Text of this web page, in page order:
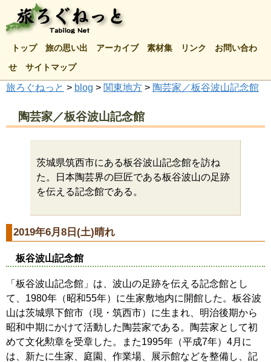
トップ 旅の思い出 アーカイブ 素材集 リンク お問い合わ
せ サイトマップ
旅ろぐねっと > blog > 関東地方 > 陶芸家／板谷波山記念館
陶芸家／板谷波山記念館
茨城県筑西市にある板谷波山記念館を訪ね
た。日本陶芸界の巨匠である板谷波山の足跡
を伝える記念館である。
2019年6月8日(土)晴れ
板谷波山記念館
「板谷波山記念館」は、波山の足跡を伝える記念館とし
て、1980年（昭和55年）に生家敷地内に開館した。板谷波
山は茨城県下館市（現・筑西市）に生まれ、明治後期から
昭和中期にかけて活動した陶芸家である。陶芸家として初
めて文化勲章を受章した。また1995年（平成7年）4月に
は、新たに生家、庭園、作業場、展示館などを整備し、記